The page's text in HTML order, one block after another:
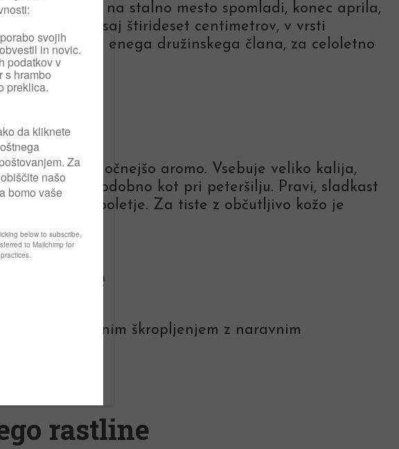
ga naravnost na stalno mesto spomladi, konec aprila,
naj bodo vsaj štirideset centimetrov, v vrsti
na enega družinskega člana, za celoletno
saj ima močnejšo aromo. Vsebuje veliko kalija,
je podobno kot pri peteršilju. Pravi, sladkast
vse poletje. Za tiste z občutljivo kožo je
težave
z rednim škropljenjem z naravnim
rastline